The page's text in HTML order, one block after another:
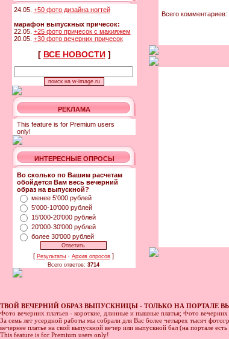
24.05. +50 фото дизайна ногтей
марафон выпускных причесок:
22.05. +25 фото причесок с макияжем
20.05. +30 фото вечерних причесок
[ ВСЕ НОВОСТИ]
РЕКЛАМА
This feature is for Premium users
only!
ИНТЕРЕСНЫЕ ОПРОСЫ
Во сколько по Вашим расчетам
обойдется Вам весь вечерний
образ на выпускной?
менее 5'000 рублей
5'000-10'000 рублей
15'000-20'000 рублей
20'000-30'000 рублей
более 30'000 рублей
[ Результаты· Архив опросов]
Всего ответов: 3714
Всего комментариев:
ТВОЙ ВЕЧЕРНИЙ ОБРАЗ ВЫПУСКНИЦЫ - ТОЛЬКО НА ПОРТАЛЕ
Фото вечерних платьев - короткие, длинные и пышные платья; Фото
За семь лет усердной работы мы собрали для Вас более четырех тысяч
вечернее платье на свой выпускной вечер или выпускной бал (на портале
This feature is for Premium users only!